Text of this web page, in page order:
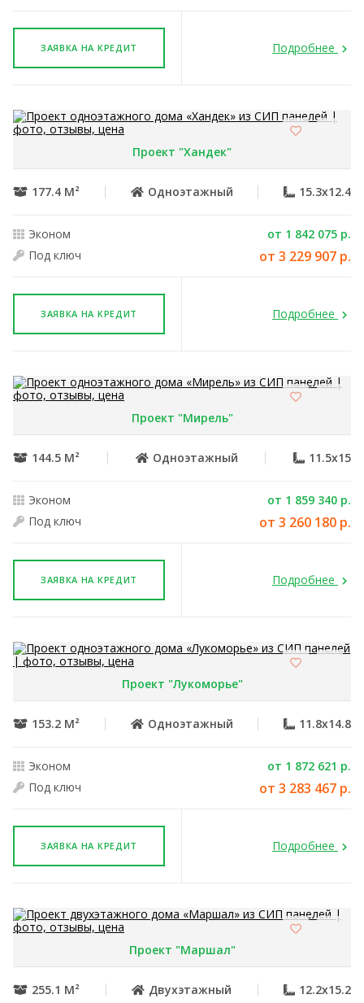
ЗАЯВКА НА КРЕДИТ Подробнее
Проект "Хандек"
177.4 М² Одноэтажный 15.3x12.4
Эконом
от 1 842 075 р.
Под ключ
от 3 229 907 р.
ЗАЯВКА НА КРЕДИТ Подробнее
Проект "Мирель"
144.5 М² Одноэтажный 11.5x15
Эконом
от 1 859 340 р.
Под ключ
от 3 260 180 р.
ЗАЯВКА НА КРЕДИТ Подробнее
Проект "Лукоморье"
153.2 М² Одноэтажный 11.8x14.8
Эконом
от 1 872 621 р.
Под ключ
от 3 283 467 р.
ЗАЯВКА НА КРЕДИТ Подробнее
Проект "Маршал"
255.1 М² Двухэтажный 12.2x15.2